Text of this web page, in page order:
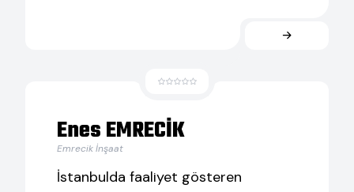
Enes EMRECİK
Emrecik İnşaat
İstanbulda faaliyet gösteren